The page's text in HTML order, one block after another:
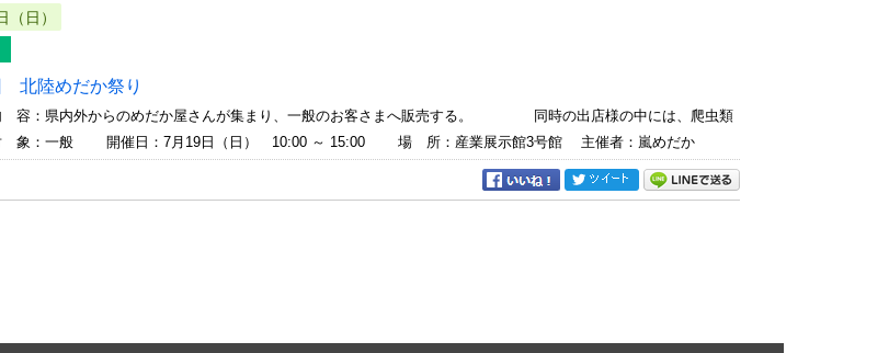
（日）
北陸めだか祭り
容：県内外からのめだか屋さんが集まり、一般のお客さまへ販売する。 同時の出店様の中には、爬虫類
対 象：一般 開催日：7月19日（日） 10:00 ～ 15:00 場 所：産業展示館3号館 主催者：嵐めだか